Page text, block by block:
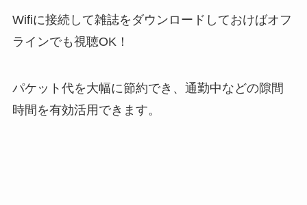
Wifiに接続して雑誌をダウンロードしておけばオフ
ラインでも視聴OK！
パケット代を大幅に節約でき、通勤中などの隙間
時間を有効活用できます。